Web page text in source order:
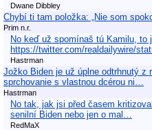
Dwane Dibbley
Chybí ti tam položka: „Nie som
Prim n.r.
No keď už spomínaš tú Kamilu, to
https://twitter.com/realdailywire/
Hastrman
Jožko Biden je už úplne odtrhnutý
sprchovanie s vlastnou dcérou ni…
Hastrman
No tak, jak jsi před časem
senilní Biden nebo jen o mal…
RedMaX